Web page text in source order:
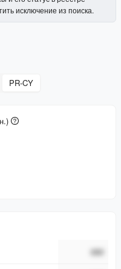
исключение из поиска.
PR-CY
###